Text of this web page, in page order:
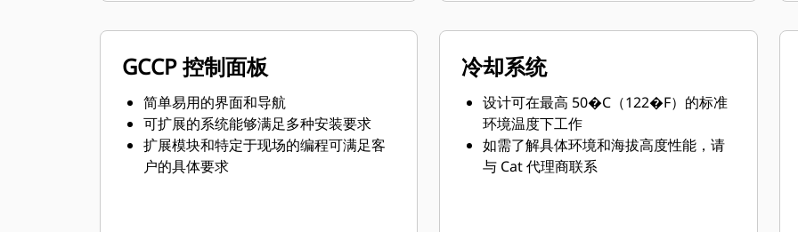
GCCP 控制面板
简单易用的界面和导航
可扩展的系统能够满足多种安装要求
扩展模块和特定于现场的编程可满足客
户的具体要求
冷却系统
设计可在最高 50�C（122�F）的标准
环境温度下工作
如需了解具体环境和海拔高度性能，请
与 Cat 代理商联系